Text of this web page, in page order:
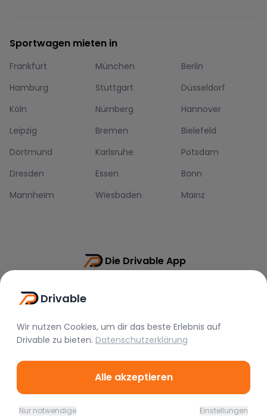
Sportwagen mieten in
Frankfurt München
Berlin
Hamburg
Stuttgart
Düsseldorf
Köln
Nürnberg
Hannover
Leipzig
Bremen
Bielefeld
Dortmund
Karlsruhe
Potsdam
Dresden
Essen
Bonn
Mannheim
Wiesbaden Mainz
Die Drivable App
©2026Drivable.Alle Rechte vorbehalten.
Drivable
Wir nutzen Cookies, um dir das beste Erlebnis auf
Drivable zu bieten. Datenschutzerklärung
Alle akzeptieren
Nur notwendige Einstellungen